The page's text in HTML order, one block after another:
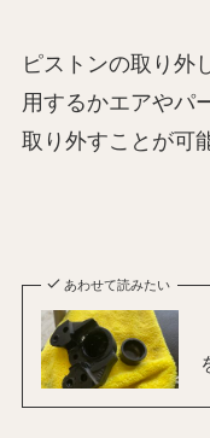
ピストンの取り外
用するかエアやパ
取り外すことが可
あわせて読みたい